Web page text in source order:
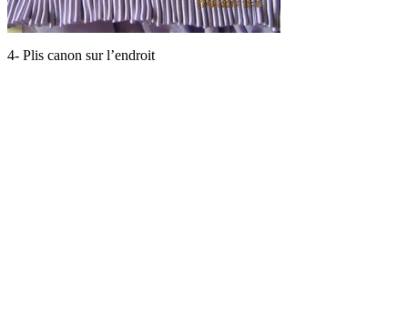
4- Plis canon sur l’endroit